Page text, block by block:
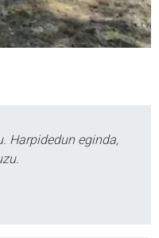
Harpidedun eginda,